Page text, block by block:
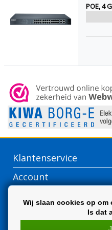
POE, 4
Klantenservice
Account
Wij slaan cookies op om
Is dat